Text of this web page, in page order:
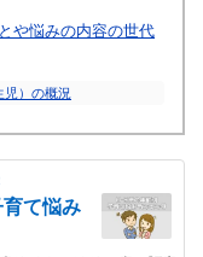
児）の概況
て悩み